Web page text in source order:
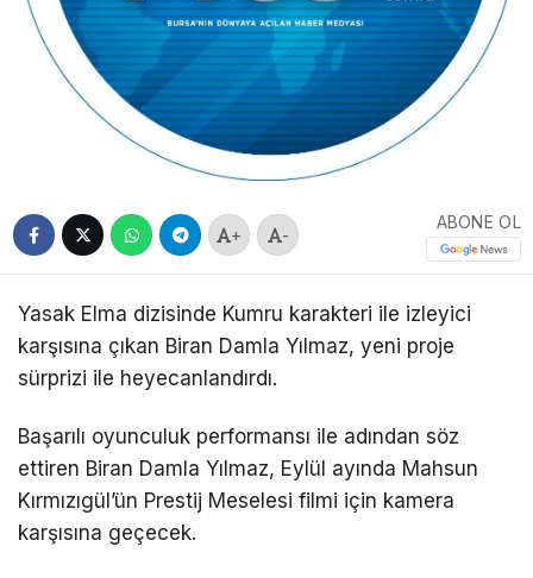
+ -
ABONE OL
Yasak Elma dizisinde Kumru karakteri ile izleyici
karşısına çıkan Biran Damla Yılmaz, yeni proje
sürprizi ile heyecanlandırdı.
Başarılı oyunculuk performansı ile adından söz
ettiren Biran Damla Yılmaz, Eylül ayında Mahsun
Kırmızıgül’ün Prestij Meselesi filmi için kamera
karşısına geçecek.